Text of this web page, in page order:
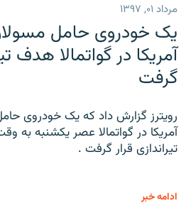
مرداد ۰۱, ۱۳۹۷
یک خودروی حامل
آمریکا در گواتمالا هدف
گرفت
رویترز گزارش داد که یک خودروی
آمریکا در گواتمالا عصر یکشنبه
تیراندازی قرار گرفت .
ادامه خبر